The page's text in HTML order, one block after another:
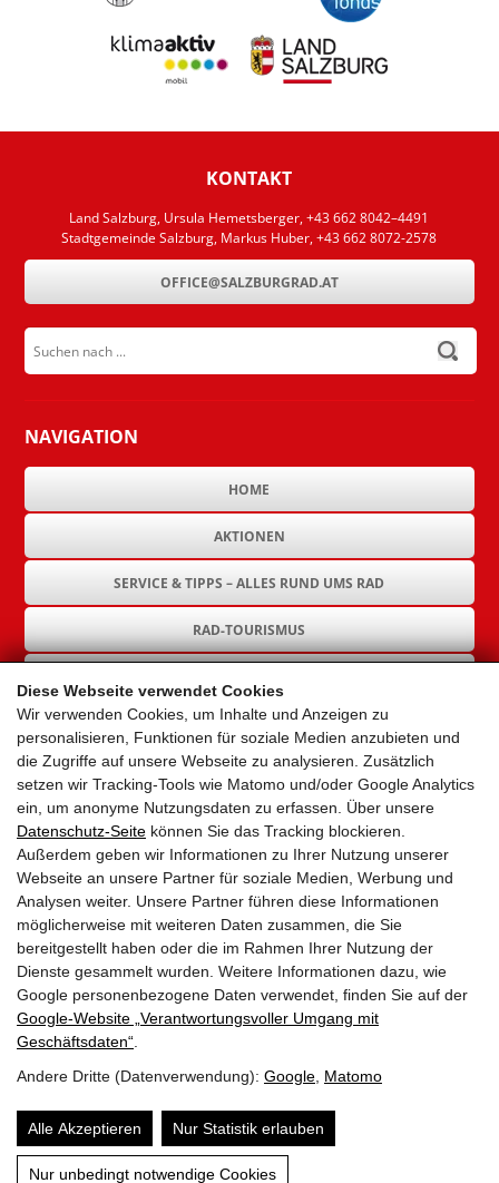
Diese Webseite verwendet Cookies
Wir verwenden Cookies, um Inhalte und Anzeigen zu
personalisieren, Funktionen für soziale Medien anzubieten und
die Zugriffe auf unsere Webseite zu analysieren. Zusätzlich
setzen wir Tracking-Tools wie Matomo und/oder Google Analytics
ein, um anonyme Nutzungsdaten zu erfassen. Über unsere
Datenschutz-Seite können Sie das Tracking blockieren.
Außerdem geben wir Informationen zu Ihrer Nutzung unserer
Webseite an unsere Partner für soziale Medien, Werbung und
Analysen weiter. Unsere Partner führen diese Informationen
möglicherweise mit weiteren Daten zusammen, die Sie
bereitgestellt haben oder die im Rahmen Ihrer Nutzung der
Dienste gesammelt wurden. Weitere Informationen dazu, wie
Google personenbezogene Daten verwendet, finden Sie auf der
Google‑Website „Verantwortungsvoller Umgang mit
Geschäftsdaten“
Andere Dritte (Datenverwendung): Google Matomo
Alle Akzeptieren Nur Statistik erlauben
Nur unbedingt notwendige Cookies
KONTAKT
Land Salzburg, Ursula Hemetsberger, +43 662 8042–4491
Stadtgemeinde Salzburg, Markus Huber, +43 662 8072-2578
OFFICE@SALZBURGRAD.AT
Suchen nach ...
submit
NAVIGATION
HOME
AKTIONEN
SERVICE & TIPPS – ALLES RUND UMS RAD
RAD-TOURISMUS
GEMEINDEN
AKTUELLES
PARTNER
LINKS
SITEMAP
IMPRESSUM & DATENSCHUTZ